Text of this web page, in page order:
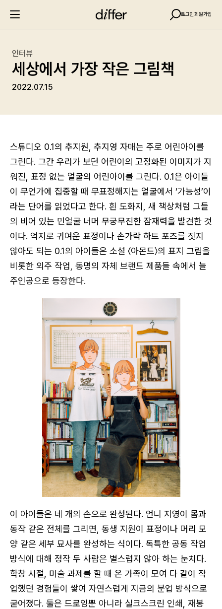
로그인회원가입
인터뷰
세상에서 가장 작은 그림책
2022.07.15
스튜디오 0.1의 추지원, 추지영 자매는 주로 어린아이를
그린다. 그간 우리가 보던 어린이의 고정화된 이미지가 지
워진, 표정 없는 얼굴의 어린아이를 그린다. 0.1은 아이들
이 무언가에 집중할 때 무표정해지는 얼굴에서 ‘가능성’이
라는 단어를 읽었다고 한다. 흰 도화지, 새 책상처럼 그들
의 비어 있는 민얼굴 너머 무궁무진한 잠재력을 발견한 것
이다. 억지로 귀여운 표정이나 손가락 하트 포즈를 짓지
않아도 되는 0.1의 아이들은 소설 〈아몬드〉의 표지 그림을
비롯한 외주 작업, 동명의 자체 브랜드 제품들 속에서 늘
주인공으로 등장한다.
이 아이들은 네 개의 손으로 완성된다. 언니 지영이 몸과
동작 같은 전체를 그리면, 동생 지원이 표정이나 머리 모
양 같은 세부 묘사를 완성하는 식이다. 독특한 공동 작업
방식에 대해 정작 두 사람은 별스럽지 않아 하는 눈치다.
학창 시절, 미술 과제를 할 때 온 가족이 모여 다 같이 작
업했던 경험들이 쌓여 자연스럽게 지금의 분업 방식으로
굳어졌다. 둘은 드로잉뿐 아니라 실크스크린 인쇄, 재봉